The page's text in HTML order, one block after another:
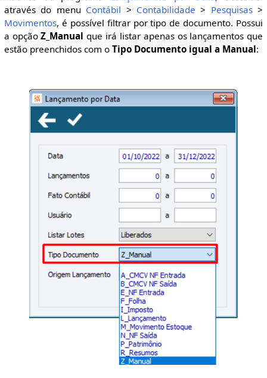
através do menu Contábil > Contabilidade > Pesquisas>
Movimentos, é possível filtrar por tipo de documento. Possui
a opçãoZ_Manual que irá listar apenas os lançamentos que
estão preenchidos com o Tipo Documento igual a Manual: